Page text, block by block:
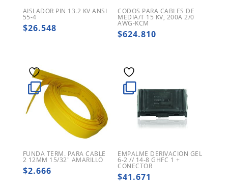
AISLADOR PIN 13.2 KV ANSI
55-4
$26.548
CODOS PARA CABLES DE
MEDIA/T 15 KV, 200A 2/0
AWG-KCM
$624.810
FUNDA TERM. PARA CABLE
2 12MM 15/32″ AMARILLO
$2.666
EMPALME DERIVACION GEL
6-2 // 14-8 GHFC 1 +
CONECTOR
$41.671